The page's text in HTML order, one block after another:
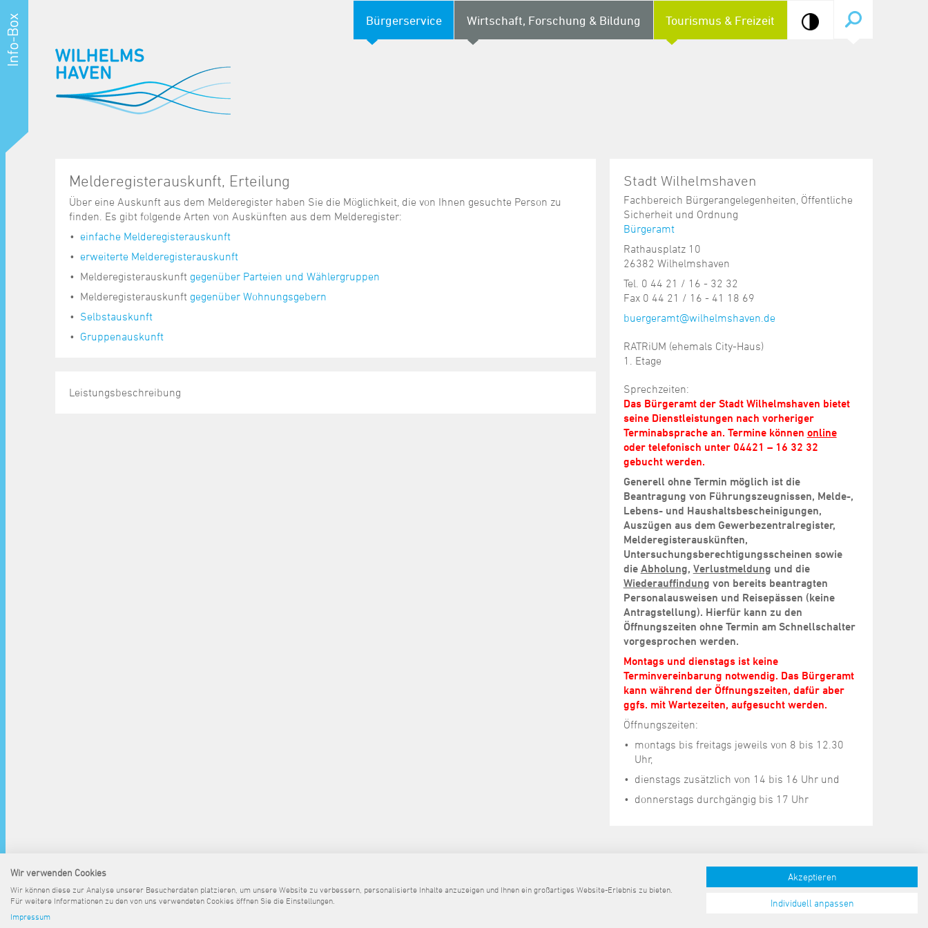
Bürgerservice Wirtschaft, Forschung & Bildung Tourismus & Freizeit
Melderegisterauskunft, Erteilung
Über eine Auskunft aus dem Melderegister haben Sie die Möglichkeit, die von Ihnen gesuchte Person zu
finden. Es gibt folgende Arten von Auskünften aus dem Melderegister:
einfache Melderegisterauskunft
erweiterte Melderegisterauskunft
Melderegisterauskunft gegenüber Parteien und Wählergruppen
Melderegisterauskunft gegenüber Wohnungsgebern
Selbstauskunft
Gruppenauskunft
Leistungsbeschreibung
Stadt Wilhelmshaven
Fachbereich Bürgerangelegenheiten, Öffentliche
Sicherheit und Ordnung
Bürgeramt
Rathausplatz 10
26382 Wilhelmshaven
Tel. 0 44 21 / 16 - 32 32
Fax 0 44 21 / 16 - 41 18 69
buergeramt@wilhelmshaven.de
RATRiUM (ehemals City-Haus)
1. Etage
Sprechzeiten:
Das Bürgeramt der Stadt Wilhelmshaven bietet
seine Dienstleistungen nach vorheriger
Terminabsprache an. Termine können online
oder telefonisch unter 04421 – 16 32 32
gebucht werden.
Generell ohne Termin möglich ist die
Beantragung von Führungszeugnissen, Melde-,
Lebens- und Haushaltsbescheinigungen,
Auszügen aus dem Gewerbezentralregister,
Melderegisterauskünften,
Untersuchungsberechtigungsscheinen sowie
die Abholung, Verlustmeldung und die
Wiederauffindung von bereits beantragten
Personalausweisen und Reisepässen (keine
Antragstellung). Hierfür kann zu den
Öffnungszeiten ohne Termin am Schnellschalter
vorgesprochen werden.
Montags und dienstags ist keine
Terminvereinbarung notwendig. Das Bürgeramt
kann während der Öffnungszeiten, dafür aber
ggfs. mit Wartezeiten, aufgesucht werden.
Öffnungszeiten:
montags bis freitags jeweils von 8 bis 12.30
Uhr,
dienstags zusätzlich von 14 bis 16 Uhr und
donnerstags durchgängig bis 17 Uhr
Sitemap Kontakt Impressum Datenschutz Barrierefreiheit Pressemeldungen
Wir verwenden Cookies
Wir können diese zur Analyse unserer Besucherdaten platzieren, um unsere Website zu verbessern, personalisierte Inhalte anzuzeigen und Ihnen ein großartiges Website-Erlebnis zu bieten.
Für weitere Informationen zu den von uns verwendeten Cookies öffnen Sie die Einstellungen.
Impressum
Akzeptieren
Individuell anpassen